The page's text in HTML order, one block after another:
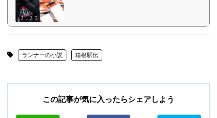
ランナーの小説 箱根駅伝
この記事が気に入ったらシェアしよう